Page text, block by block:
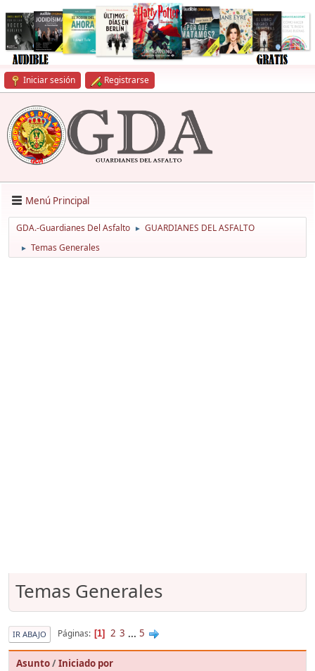
Iniciar sesión Registrarse
Menú Principal
GDA.-Guardianes Del Asfalto ► GUARDIANES DEL ASFALTO
► Temas Generales
Temas Generales
IR ABAJO Páginas 1 2 3 ... 5
Asunto/Iniciado por